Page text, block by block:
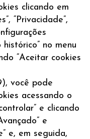
clicando em
“Privacidade”,
no menu
“Aceitar cookies
você pode
acessando o
e clicando
e
e, em seguida,